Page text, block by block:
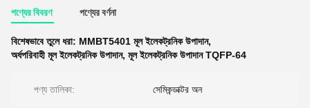
পণ্যের বিবরণ পণ্যের বর্ণনা
বিশেষভাবে তুলে ধরা: MMBT5401 মূল ইলেকট্রনিক উপাদান,
অর্ধপরিবাহী মূল ইলেকট্রনিক উপাদান, মূল ইলেকট্রনিক উপাদান TQFP-64
পণ্য তালিকা: সেমিকন্ডাক্টর অন